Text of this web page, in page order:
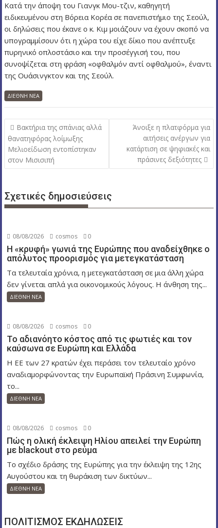
Κατά την άποψη του Γιανγκ Μου-τζιν, καθηγητή
ειδικευμένου στη Βόρεια Κορέα σε πανεπιστήμιο της Σεούλ,
οι δηλώσεις που έκανε ο κ. Κιμ μοιάζουν να έχουν σκοπό να
υπογραμμίσουν ότι η χώρα του είχε δίκιο που ανέπτυξε
πυρηνικό οπλοστάσιο και την προσέγγισή του, που
συνοψίζεται στη φράση «οφθαλμόν αντί οφθαλμού», έναντι
της Ουάσινγκτον και της Σεούλ.
ΔΙΕΘΝΗ ΝΕΑ
Π
λ
ο
ή
η
σ
ρ
θ
ω
ν
Βακτήρια της σπάνιας αλλά
θανατηφόρας λοίμωξης
Μελιοείδωση εντοπίστηκαν
στον Μισισιπή
Άνοιξε η πλατφόρμα για
αιτήσεις ανέργων για
κατάρτιση σε ψηφιακές και
πράσινες δεξιότητες
Σχετικές δημοσιεύσεις
08/08/2026 cosmos 0
Η «κρυφή» γωνιά της Ευρώπης που αναδείχθηκε ο
απόλυτος προορισμός για μετεγκατάσταση
Τα τελευταία χρόνια, η μετεγκατάσταση σε μια άλλη χώρα
δεν γίνεται απλά για οικονομικούς λόγους. Η άνθηση της...
ΔΙΕΘΝΗ ΝΕΑ
08/08/2026 cosmos 0
Το αδιανόητο κόστος από τις φωτιές και τον
καύσωνα σε Ευρώπη και Ελλάδα
Η ΕΕ των 27 κρατών έχει περάσει τον τελευταίο χρόνο
αναδιαμορφώνοντας την Ευρωπαϊκή Πράσινη Συμφωνία,
το...
ΔΙΕΘΝΗ ΝΕΑ
08/08/2026 cosmos 0
Πώς η ολική έκλειψη Ηλίου απειλεί την Ευρώπη
με blackout στο ρεύμα
Το σχέδιο δράσης της Ευρώπης για την έκλειψη της 12ης
Αυγούστου και τη θωράκιση των δικτύων...
ΔΙΕΘΝΗ ΝΕΑ
ΠΟΛΙΤΙΣΜΟΣ ΕΚΔΗΛΩΣΕΙΣ